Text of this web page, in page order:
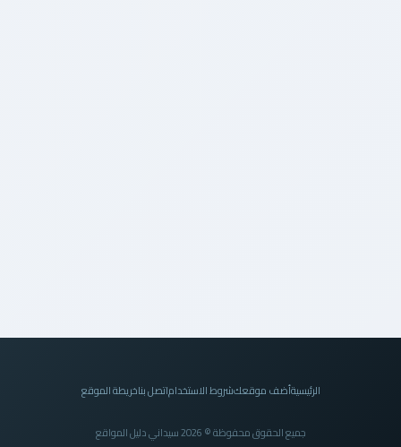
الرئيسيةأضف موقعكشروط الاستخداماتصل بناخريطة الموقع
جميع الحقوق محفوظة © 2026 سيداني دليل المواقع